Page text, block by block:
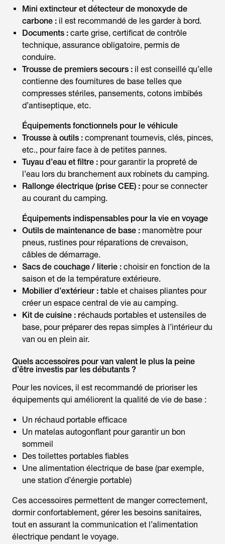
Mini extincteur et détecteur de monoxyde de
carbone : il est recommandé de les garder à bord.
Documents : carte grise, certificat de contrôle
technique, assurance obligatoire, permis de
conduire.
Trousse de premiers secours : il est conseillé qu’elle
contienne des fournitures de base telles que
compresses stériles, pansements, cotons imbibés
d’antiseptique, etc.
Équipements fonctionnels pour le véhicule
Trousse à outils : comprenant tournevis, clés, pinces,
etc., pour faire face à de petites pannes.
Tuyau d’eau et filtre : pour garantir la propreté de
l’eau lors du branchement aux robinets du camping.
Rallonge électrique (prise CEE) : pour se connecter
au courant du camping.
Équipements indispensables pour la vie en voyage
Outils de maintenance de base : manomètre pour
pneus, rustines pour réparations de crevaison,
câbles de démarrage.
Sacs de couchage / literie : choisir en fonction de la
saison et de la température extérieure.
Mobilier d’extérieur : table et chaises pliantes pour
créer un espace central de vie au camping.
Kit de cuisine : réchauds portables et ustensiles de
base, pour préparer des repas simples à l’intérieur du
van ou en plein air.
Quels accessoires pour van valent le plus la peine
d’être investis par les débutants ?
Pour les novices, il est recommandé de prioriser les
équipements qui améliorent la qualité de vie de base :
Un réchaud portable efficace
Un matelas autogonflant pour garantir un bon
sommeil
Des toilettes portables fiables
Une alimentation électrique de base (par exemple,
une station d’énergie portable)
Ces accessoires permettent de manger correctement,
dormir confortablement, gérer les besoins sanitaires,
tout en assurant la communication et l’alimentation
électrique pendant le voyage.